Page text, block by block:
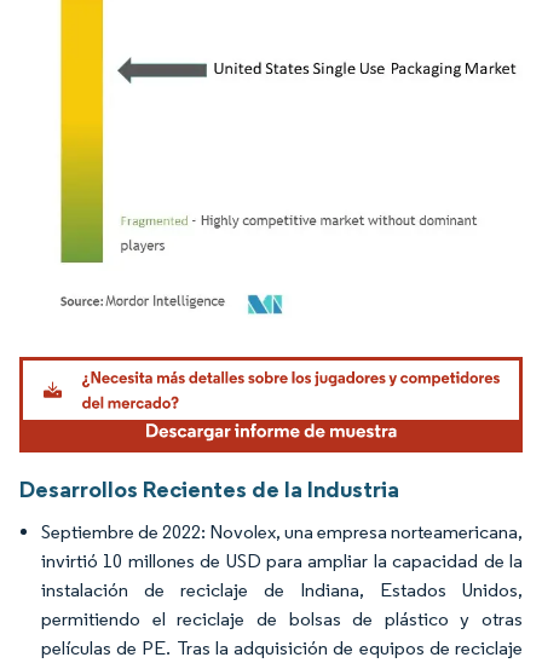
Imagen © Mordor Intelligence. El uso requiere atribución según CC BY 4.0.
Desarrollos Recientes de la Industria
Septiembre de 2022: Novolex, una empresa norteamericana,
invirtió 10 millones de USD para ampliar la capacidad de la
instalación de reciclaje de Indiana, Estados Unidos,
permitiendo el reciclaje de bolsas de plástico y otras
películas de PE. Tras la adquisición de equipos de reciclaje